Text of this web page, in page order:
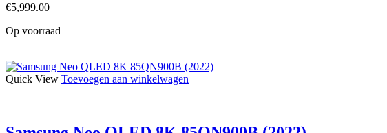
€5,999.00
Op voorraad
Quick View Toevoegen aan winkelwagen